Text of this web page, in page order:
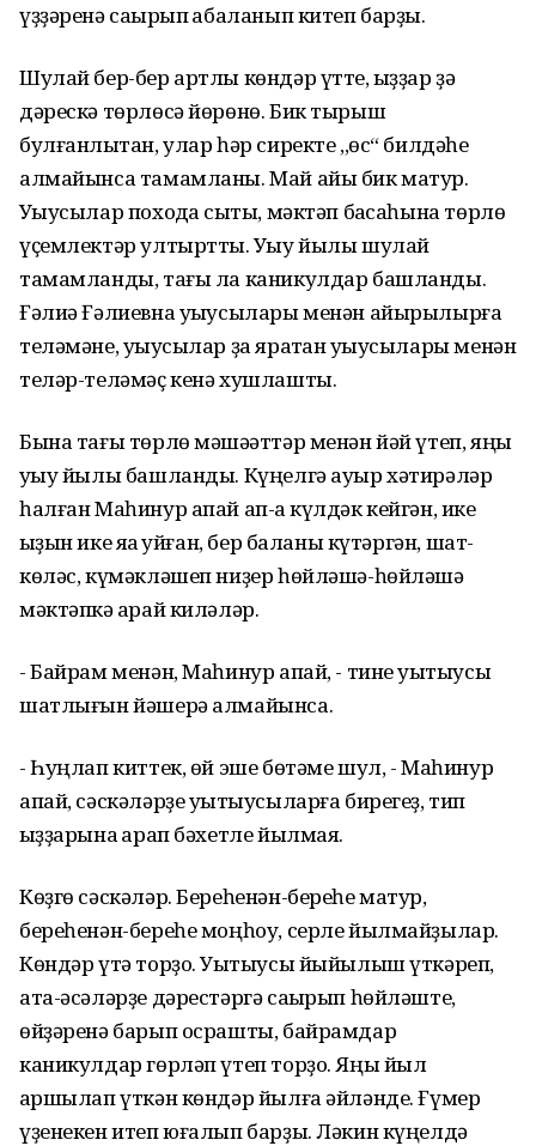
үҙҙәренә саҡырып ҡабаланып китеп барҙы.
Шулай бер-бер артлы көндәр үтте, ҡыҙҙар ҙә
дәрескә төрлөсә йөрөнө. Бик тырыш
булғанлыҡтан, улар һәр сиректе ,,өс“ билдәһе
алмайынса тамамланы. Май айы бик матур.
Уҡыусылар походҡа сыҡты, мәктәп баҡсаһына төрлө
үҫемлектәр ултыртты. Уҡыу йылы шулай
тамамланды, тағы ла каникулдар башланды.
Ғәлиә Ғәлиевна уҡыусылары менән айырылырға
теләмәне, уҡыусылар ҙа яратҡан уҡыусылары менән
теләр-теләмәҫ кенә хушлашты.
Бына тағы төрлө мәшәҡәттәр менән йәй үтеп, яңы
уҡыу йылы башланды. Күңелгә ауыр хәтирәләр
һалған Маһинур апай ап-аҡ күлдәк кейгән, ике
ҡыҙын ике яҡҡа ҡуйған, бер баланы күтәргән, шат-
көләс, күмәкләшеп ниҙер һөйләшә-һөйләшә
мәктәпкә ҡарай киләләр.
- Байрам менән, Маһинур апай, - тине уҡытыусы
шатлығын йәшерә алмайынса.
- Һуңлап киттек, өй эше бөтәме шул, - Маһинур
апай, сәскәләрҙе уҡытыусыларға бирегеҙ, тип
ҡыҙҙарына ҡарап бәхетле йылмая.
Көҙгө сәскәләр. Береһенән-береһе матур,
береһенән-береһе моңһоу, серле йылмайҙылар.
Көндәр үтә торҙо. Уҡытыусы йыйылыш үткәреп,
ата-әсәләрҙе дәрестәргә саҡырып һөйләште,
өйҙәренә барып осрашты, байрамдар
каникулдар гөрләп үтеп торҙо. Яңы йыл
ҡаршылап үткән көндәр йылға әйләнде. Ғүмер
үҙенекен итеп юғалып барҙы. Ләкин күңелдә